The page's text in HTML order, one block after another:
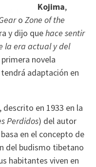
Kojima,
oZone of the
y dijo quehace sentir
la era actual y del
novela
adaptación en
en 1933 en la
Perdidos) del autor
en el concepto de
del budismo tibetano
habitantes viven en